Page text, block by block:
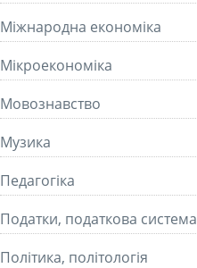
Міжнародна економіка
Мікроекономіка
Мовознавство
Музика
Педагогіка
Податки, податкова система
Політика, політологія